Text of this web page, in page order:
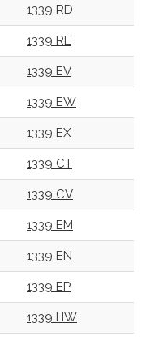
1339 RD
1339 RE
1339 EV
1339 EW
1339 EX
1339 CT
1339 CV
1339 EM
1339 EN
1339 EP
1339 HW